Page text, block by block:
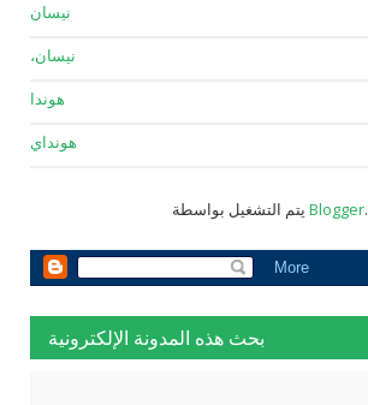
نيسان
نيسان،
هوندا
هونداي
Blogger.
بحث هذه المدونة الإلكترونية